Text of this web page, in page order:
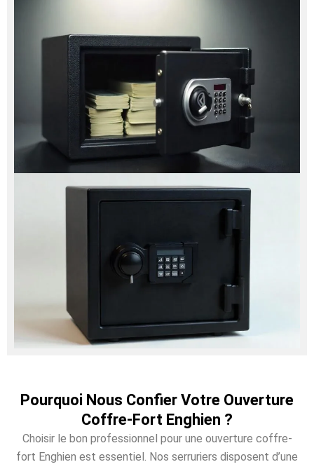
Pourquoi Nous Confier Votre Ouverture
Coffre-Fort Enghien ?
Choisir le bon professionnel pour une ouverture coffre-
fort Enghien est essentiel. Nos serruriers disposent d’une